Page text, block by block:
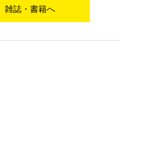
雑誌・書籍へ